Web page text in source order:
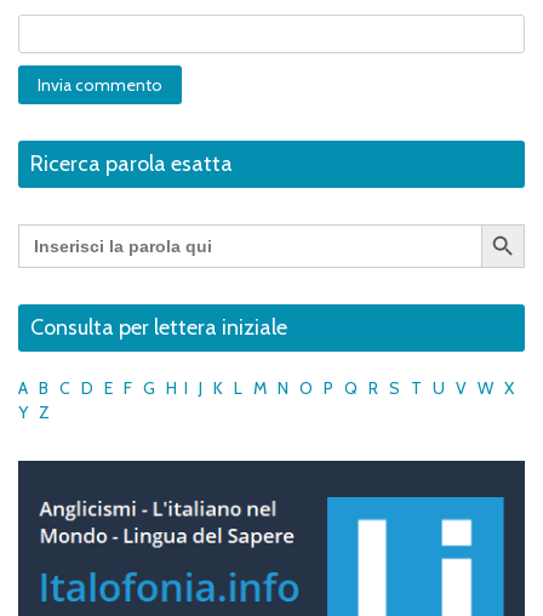
Ricerca parola esatta
Search
for:
Search Button
Consulta per lettera iniziale
A B C D E F G H I J K L M N O P Q R S T U V W X
Y Z